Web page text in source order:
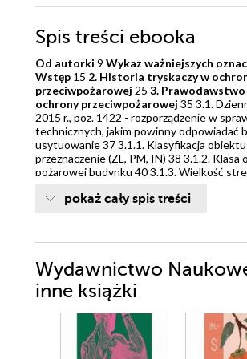
Spis treści ebooka
Od autorki 9 Wykaz ważniejszych
Wstęp 15 2. Historia tryskaczy w
przeciwpożarowej 25 3.
ochrony przeciwpożarowej 35 3.1.
2015 r., poz. 1422 - rozporządzenie w
technicznych, jakim powinny odpowiadać
usytuowanie 37 3.1.1. Klasyfikacja obiektu
przeznaczenie (ZL, PM, IN) 38 3.1.2. Klasa
pożarowej budynku 40 3.1.3. Wielkość
możliwości wynikające z zastosowania SUG
dotyczące ochrony przeciwpożarowej 51
sprawie ochrony przeciwpożarowej
obiektów budowlanych i terenów 52 3.3.1.
dotyczące konieczności stosowania SUG
sprawie przeciwpożarowego zaopatrzenia
dróg pożarowych 53 3.4.1. Wymagania
zaopatrzenia w wodę do celów
pokaż cały spis treści
Wydawnictwo
inne książki